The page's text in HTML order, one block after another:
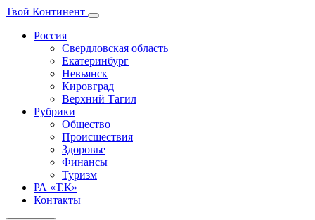
Твой Континент
Россия
Свердловская область
Екатеринбург
Невьянск
Кировград
Верхний Тагил
Рубрики
Общество
Происшествия
Здоровье
Финансы
Туризм
РА «Т.К»
Контакты